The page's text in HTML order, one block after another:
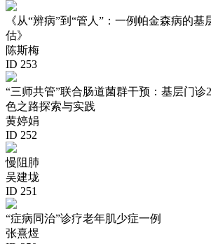
《从“辨病”到“管人”：一例帕金森病的
估》
陈斯梅
ID 253
“三师共管”联合肠道菌群干预：基层门诊
色之路探索与实践
黄婷娟
ID 252
慢阻肺
吴建垅
ID 251
“症病同治”诊疗老年肌少症一例
张熹煜